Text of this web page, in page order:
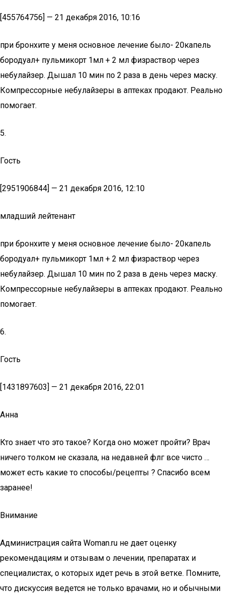
[455764756] — 21 декабря 2016, 10:16
при бронхите у меня основное лечение было- 20капель
бородуал+ пульмикорт 1мл + 2 мл физраствор через
небулайзер. Дышал 10 мин по 2 раза в день через маску.
Компрессорные небулайзеры в аптеках продают. Реально
помогает.
5.
Гость
[2951906844] — 21 декабря 2016, 12:10
младший лейтенант
при бронхите у меня основное лечение было- 20капель
бородуал+ пульмикорт 1мл + 2 мл физраствор через
небулайзер. Дышал 10 мин по 2 раза в день через маску.
Компрессорные небулайзеры в аптеках продают. Реально
помогает.
6.
Гость
[1431897603] — 21 декабря 2016, 22:01
Анна
Кто знает что это такое? Когда оно может пройти? Врач
ничего толком не сказала, на недавней флг все чисто …
может есть какие то способы/рецепты ? Спасибо всем
заранее!
Внимание
Администрация сайта Woman.ru не дает оценку
рекомендациям и отзывам о лечении, препаратах и
специалистах, о которых идет речь в этой ветке. Помните,
что дискуссия ведется не только врачами, но и обычными